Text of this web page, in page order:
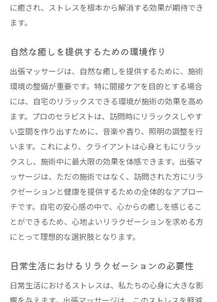
短時間で得られるリラクゼーションの効果
忙しい日々に取り入れるべき健康習慣
能性
新たな視点で見る出張マッサージの可能性
間接ケアがもたらす生活の質の向上
実感できる変化が続く施術の工夫
新しい技術の導入によるケアの進化
未来の健康を見据えたケアの重要性
出張マッサージが開く新たな健康の扉
に癒され、ストレスを根本から解消する効果が期待でき
ます。
自然な癒しを提供するための環境作り
出張マッサージは、自然な癒しを提供するために、施術
環境の整備が重要です。特に間接ケアを目的とする場合
には、自宅のリラックスできる環境が施術の効果を高め
ます。プロのセラピストは、訪問時にリラックスしやす
い空間を作り出すために、音楽や香り、照明の調整を行
います。これにより、クライアントは心身ともにリラッ
クスし、施術中に最大限の効果を体感できます。出張マ
ッサージは、ただの施術ではなく、訪問された方にリラ
クゼーションと健康を提供するための全体的なアプロー
チです。自宅の安心感の中で、心からの癒しを感じるこ
とができるため、心地よいリラクゼーションを求める方
にとって理想的な選択肢となります。
日常生活におけるリラクゼーションの必要性
日常生活におけるストレスは、私たちの心身に大きな影